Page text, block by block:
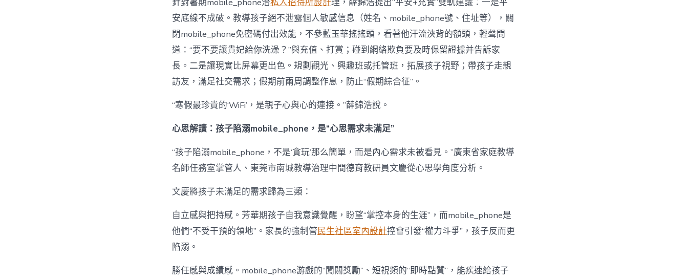
針對暑期mobile_phone治私人招待所設計理，薛錦浩提出“平安+充實”雙軌建議：一是平
安底線不成破。教導孩子絕不泄露個人敏感信息（姓名、mobile_phone號、住址等），關
閉mobile_phone免密碼付出效能，不參藍玉華搖搖頭，看著他汗流浹背的額頭，輕聲問
道：“要不要讓貴妃給你洗澡？”與充值、打賞；碰到網絡欺負要及時保留證據并告訴家
長。二是讓現實比屏幕更出色。規劃觀光、興趣班或托管班，拓展孩子視野；帶孩子走親
訪友，滿足社交需求；假期前兩周調整作息，防止“假期綜合征”。
“寒假最珍貴的‘WiFi’，是親子心與心的連接。”薛錦浩說。
心思解讀：孩子陷溺mobile_phone，是“心思需求未滿足”
“孩子陷溺mobile_phone，不是‘貪玩’那么簡單，而是內心需求未被看見。”廣東省家庭教導
名師任務室掌管人、東莞市南城教導治理中間德育教研員文慶從心思學角度分析。
文慶將孩子未滿足的需求歸為三類：
自立感與把持感。芳華期孩子自我意識覺醒，盼望“掌控本身的生涯”，而mobile_phone是
他們“不受干預的領地”。家長的強制管民生社區室內設計控會引發“權力斗爭”，孩子反而更
陷溺。
勝任感與成績感。mobile_phone游戲的“闖關獎勵”、短視頻的“即時點贊”，能疾速給孩子